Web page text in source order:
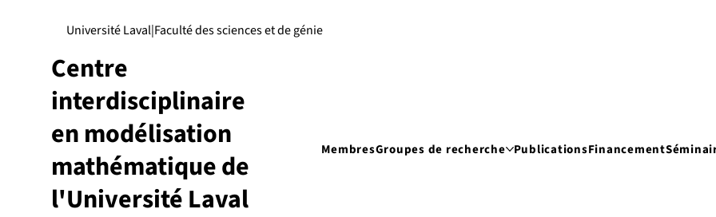
Centre
interdisciplinaire
en modélisation
mathématique de
l'Université Laval
MembresGroupes de recherche PublicationsFinancement
|
Université Laval Faculté des sciences et de génie